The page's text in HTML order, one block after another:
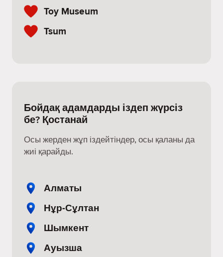
Toy Museum
Tsum
Бойдақ адамдарды іздеп жүрсіз
бе? Қостанай
Осы жерден жұп іздейтіндер, осы қаланы да
жиі қарайды.
Алматы
Нұр-Сұлтан
Шымкент
Ауызша